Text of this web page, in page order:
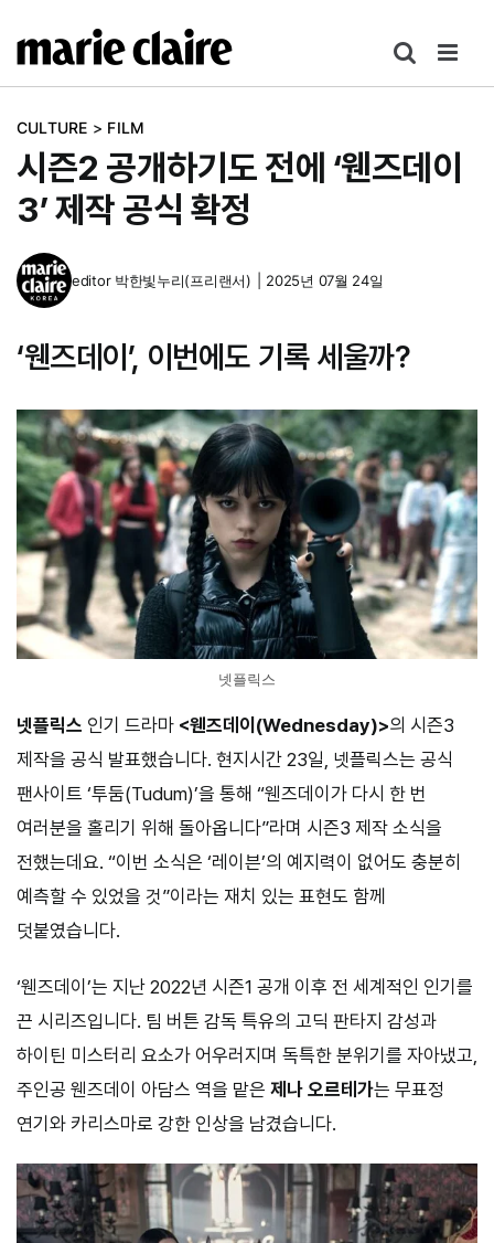
텐
건CULTURE > FILM
시즌2 공개하기도 전에 ‘웬즈데이
3’ 제작 공식 확정
editor 박한빛누리(프리랜서) 2025년 07월 24일
‘웬즈데이’, 이번에도 기록 세울까?
넷플릭스
넷플릭스 인기 드라마 <웬즈데이(Wednesday)>의 시즌3
제작을 공식 발표했습니다. 현지시간 23일, 넷플릭스는 공식
팬사이트 ‘투둠(Tudum)’을 통해 “웬즈데이가 다시 한 번
여러분을 홀리기 위해 돌아옵니다”라며 시즌3 제작 소식을
전했는데요. “이번 소식은 ‘레이븐’의 예지력이 없어도 충분히
예측할 수 있었을 것”이라는 재치 있는 표현도 함께
덧붙였습니다.
‘웬즈데이’는 지난 2022년 시즌1 공개 이후 전 세계적인 인기를
끈 시리즈입니다. 팀 버튼 감독 특유의 고딕 판타지 감성과
하이틴 미스터리 요소가 어우러지며 독특한 분위기를 자아냈고,
주인공 웬즈데이 아담스 역을 맡은 제나 오르테가는 무표정
연기와 카리스마로 강한 인상을 남겼습니다.